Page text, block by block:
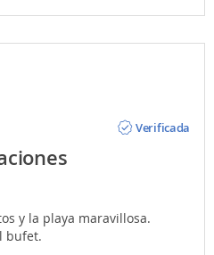
Verificada
y la playa maravillosa.
bufet.